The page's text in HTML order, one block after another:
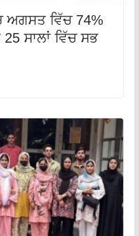
ਅਗਸਤ ਵਿੱਚ 74%
ਸਾਲਾਂ ਵਿੱਚ ਸਭ